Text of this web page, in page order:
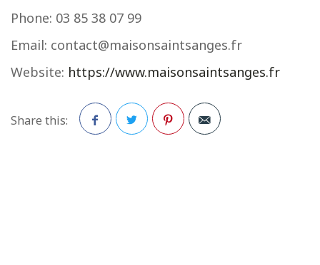
Phone: 03 85 38 07 99
Email: contact@maisonsaintsanges.fr
Website: https://www.maisonsaintsanges.fr
Share this: